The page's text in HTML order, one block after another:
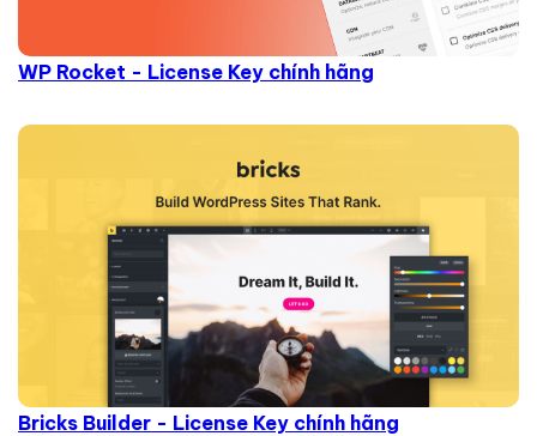
WP Rocket - License Key chính hãng
Bricks Builder - License Key chính hãng